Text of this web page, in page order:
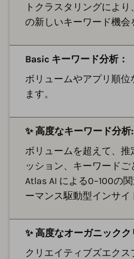
トクラスタリングによ
の新しいキーワード機会
Basic キーワード分析：
ボリュームやアプリ順
ます。
✨ 高度なキーワード分析:
ボリュームを超えて、
ッション、キーワードご
Atlas AI による0–100の
ーマンス駆動型インサイ
✨ 高度なオーガニックク
クリエイティブズエク